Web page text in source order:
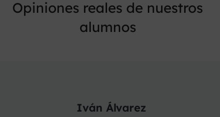
Opiniones reales de nuestros
alumnos
Iván Álvarez